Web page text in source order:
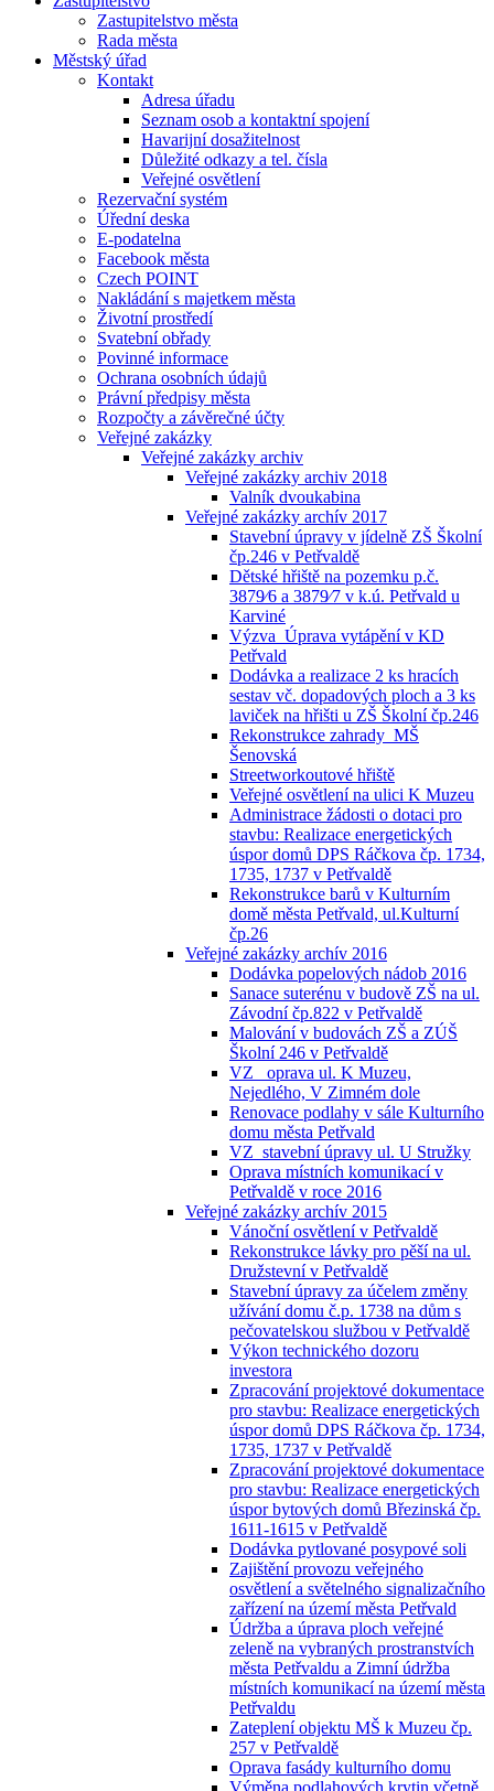
Zastupitelstvo města
Rada města
Městský úřad
Kontakt
Adresa úřadu
Seznam osob a kontaktní spojení
Havarijní dosažitelnost
Důležité odkazy a tel. čísla
Veřejné osvětlení
Rezervační systém
Úřední deska
E-podatelna
Facebook města
Czech POINT
Nakládání s majetkem města
Životní prostředí
Svatební obřady
Povinné informace
Ochrana osobních údajů
Právní předpisy města
Rozpočty a závěrečné účty
Veřejné zakázky
Veřejné zakázky archiv
Veřejné zakázky archiv 2018
Valník dvoukabina
Veřejné zakázky archív 2017
Stavební úpravy v jídelně ZŠ Školní
čp.246 v Petřvaldě
Dětské hřiště na pozemku p.č.
3879⁄6 a 3879⁄7 v k.ú. Petřvald u
Karviné
Výzva_Úprava vytápění v KD
Petřvald
Dodávka a realizace 2 ks hracích
sestav vč. dopadových ploch a 3 ks
laviček na hřišti u ZŠ Školní čp.246
Rekonstrukce zahrady_MŠ
Šenovská
Streetworkoutové hřiště
Veřejné osvětlení na ulici K Muzeu
Administrace žádosti o dotaci pro
stavbu: Realizace energetických
úspor domů DPS Ráčkova čp. 1734,
1735, 1737 v Petřvaldě
Rekonstrukce barů v Kulturním
domě města Petřvald, ul.Kulturní
čp.26
Veřejné zakázky archív 2016
Dodávka popelových nádob 2016
Sanace suterénu v budově ZŠ na ul.
Závodní čp.822 v Petřvaldě
Malování v budovách ZŠ a ZÚŠ
Školní 246 v Petřvaldě
VZ_ oprava ul. K Muzeu,
Nejedlého, V Zimném dole
Renovace podlahy v sále Kulturního
domu města Petřvald
VZ_stavební úpravy ul. U Stružky
Oprava místních komunikací v
Petřvaldě v roce 2016
Veřejné zakázky archív 2015
Vánoční osvětlení v Petřvaldě
Rekonstrukce lávky pro pěší na ul.
Družstevní v Petřvaldě
Stavební úpravy za účelem změny
užívání domu č.p. 1738 na dům s
pečovatelskou službou v Petřvaldě
Výkon technického dozoru
investora
Zpracování projektové dokumentace
pro stavbu: Realizace energetických
úspor domů DPS Ráčkova čp. 1734,
1735, 1737 v Petřvaldě
Zpracování projektové dokumentace
pro stavbu: Realizace energetických
úspor bytových domů Březinská čp.
1611-1615 v Petřvaldě
Dodávka pytlované posypové soli
Zajištění provozu veřejného
osvětlení a světelného signalizačního
zařízení na území města Petřvald
Údržba a úprava ploch veřejné
zeleně na vybraných prostranstvích
města Petřvaldu a Zimní údržba
místních komunikací na území města
Petřvaldu
Zateplení objektu MŠ k Muzeu čp.
257 v Petřvaldě
Oprava fasády kulturního domu
Výměna podlahových krytin včetně